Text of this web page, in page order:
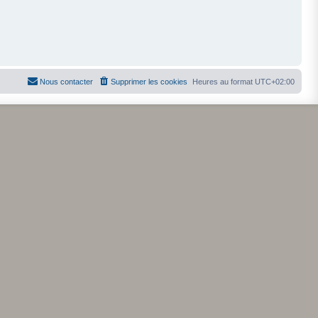
Heures au format UTC+02:00
Supprimer les cookies
Nous contacter